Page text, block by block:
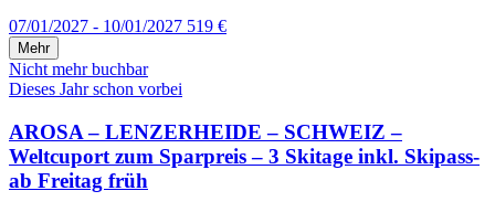
07/01/2027 - 10/01/2027 519 €
Mehr
Nicht mehr buchbar
Dieses Jahr schon vorbei
AROSA – LENZERHEIDE – SCHWEIZ –
Weltcuport zum Sparpreis – 3 Skitage inkl. Skipass-
ab Freitag früh